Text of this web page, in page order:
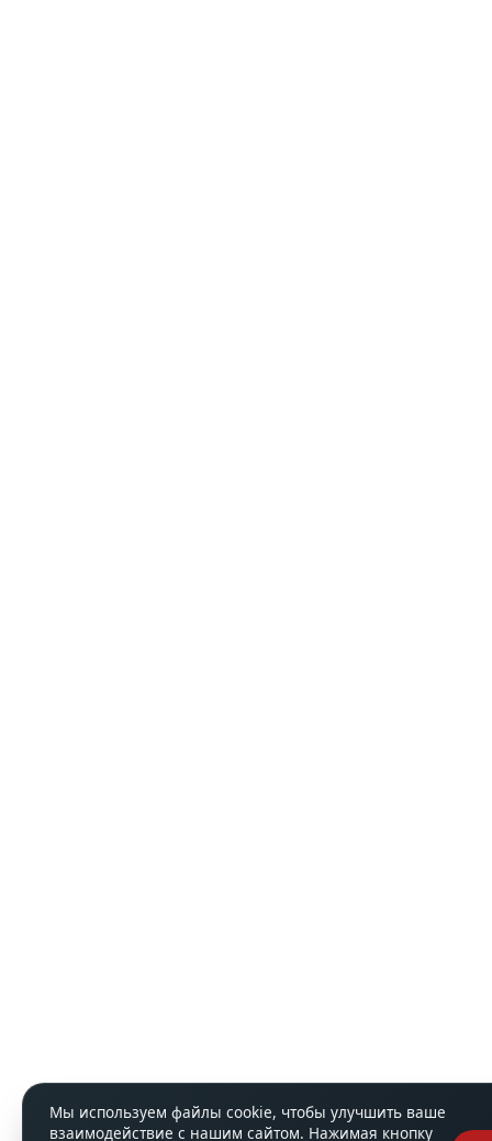
Мы используем файлы cookie, чтобы улучшить ваше
взаимодействие с нашим сайтом. Нажимая кнопку